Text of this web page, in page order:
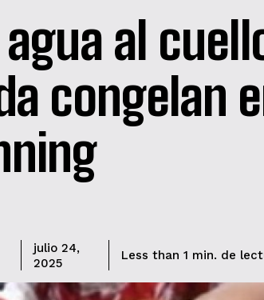
al
congelan
julio 24,
2025
Less than 1 min. de